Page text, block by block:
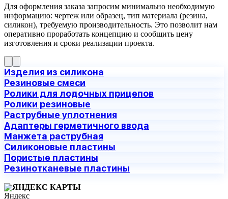
Для оформления заказа запросим минимально необходимую
информацию: чертеж или образец, тип материала (резина,
силикон), требуемую производительность. Это позволит нам
оперативно проработать концепцию и сообщить цену
изготовления и сроки реализации проекта.
Изделия из силикона
Резиновые смеси
Ролики для лодочных прицепов
Ролики резиновые
Раструбные уплотнения
Адаптеры герметичного ввода
Манжета раструбная
Силиконовые пластины
Пористые пластины
Резинотканевые пластины
ЯНДЕКС КАРТЫ